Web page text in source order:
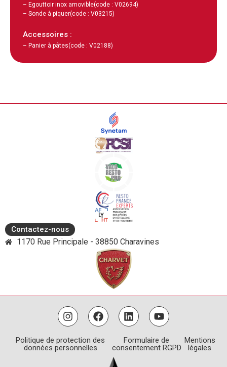
– Egouttoir inox amovible(code : V02694)
– Sonde à piquer(code : V03215)
Accessoires :
– Panier à pâtes(code : V02188)
Contactez-nous
1170 Rue Principale - 38850 Charavines
Politique de protection des
données personnelles
Formulaire de
consentement RGPD
Mentions
légales